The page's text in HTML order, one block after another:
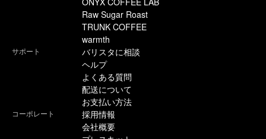
Raw Sugar Roast
TRUNK COFFEE
warmth
サポート
バリスタに相談
ヘルプ
よくある質問
配送について
お支払い方法
コーポレート
採用情報
会社概要